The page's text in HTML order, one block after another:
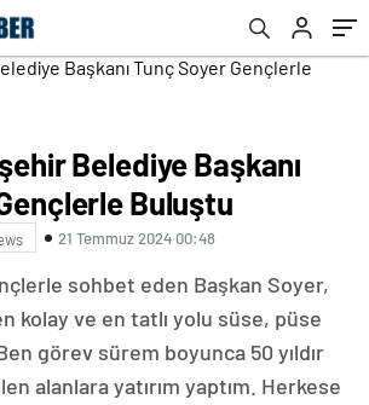
Belediye Başkanı
Buluştu
21 Temmuz 2024 00:48
sohbet eden Başkan Soyer,
kolay ve en tatlı yolu süse, püse
görev sürem boyunca 50 yıldır
alanlara yatırım yaptım. Herkese